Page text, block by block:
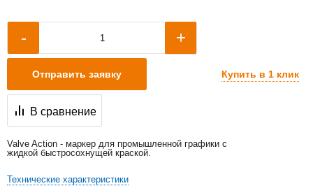
- +
Отправить заявку Купить в 1 клик
В сравнение
Valve Action - маркер для промышленной графики с
жидкой быстросохнущей краской.
Технические характеристики